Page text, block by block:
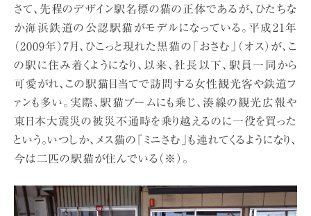
さて、先程のデザイン駅名標の猫の正体であるが、ひたちな
か海浜鉄道の公認駅猫がモデルになっている。平成21年
（2009年）7月、ひこっと現れた黒猫の「おさむ」（オス）が、こ
の駅に住み着くようになり、以来、社長以下、駅員一同から
可愛がれ、この駅猫目当てで訪問する女性観光客や鉄道フ
ァンも多い。実際、駅猫ブームにも乗じ、湊線の観光広報や
東日本大震災の被災不通時を乗り越えるのに一役を買った
という。いつしか、メス猫の「ミニさむ」も連れてくるようになり、
今は二匹の駅猫が住んでいる（※）。